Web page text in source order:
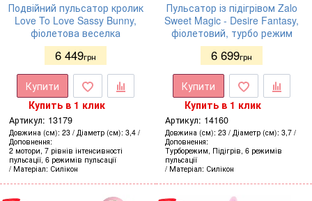
Подвійний пульсатор кролик
Love To Love Sassy Bunny,
фіолетова веселка
6 449грн
Купити
Купить в 1 клик
Артикул: 13179
Довжина (см) 23 Діаметр (см) 3,4
Доповнення
2 мотори, 7 рівнів інтенсивності
пульсації, 6 режимів пульсації
Матеріал Силікон
Пульсатор із підігрівом Zalo
Sweet Magic - Desire Fantasy,
фіолетовий, турбо режим
6 699грн
Купити
Купить в 1 клик
Артикул: 14160
Довжина (см) 23 Діаметр (см) 3,7
Доповнення
Турборежим, Підігрів, 6 режимів
пульсації
Матеріал Силікон